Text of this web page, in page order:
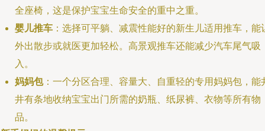
全座椅，这是保护宝宝生命安全的重中之重。
婴儿推车 ：选择可平躺、减震性能好的新生儿适用推车，能
外出散步或就医更加轻松。高景观推车还能减少汽车尾气吸
入。
妈妈包：一个分区合理、容量大、自重轻的专用妈妈包，能
井有条地收纳宝宝出门所需的奶瓶、纸尿裤、衣物等所有物
品。